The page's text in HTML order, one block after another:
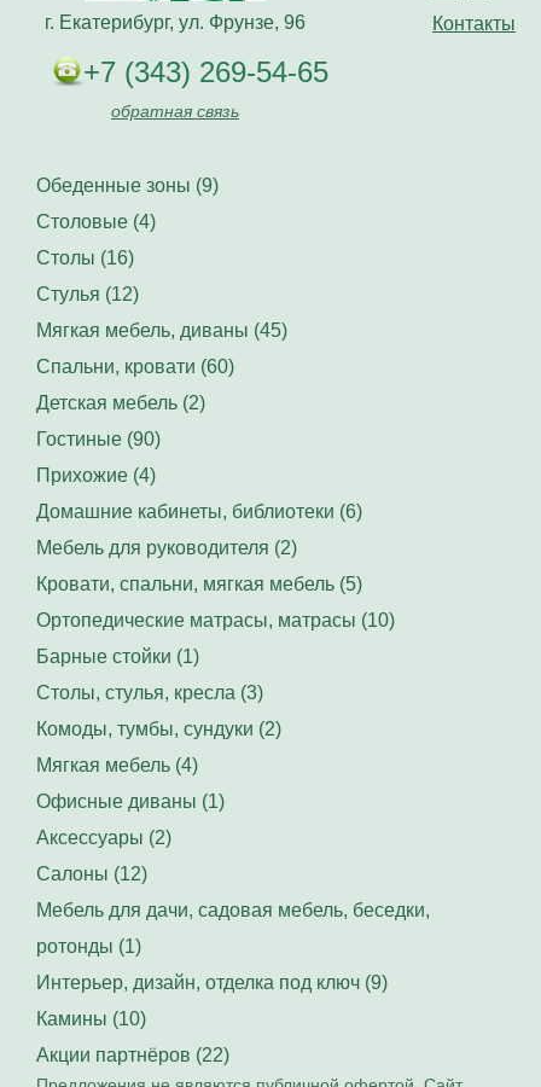
Контакты
г. Екатерибург, ул. Фрунзе, 96
+7 (343) 269-54-65
обратная связь
Обеденные зоны (9)
Столовые (4)
Столы (16)
Стулья (12)
Мягкая мебель, диваны (45)
Спальни, кровати (60)
Детская мебель (2)
Гостиные (90)
Прихожие (4)
Домашние кабинеты, библиотеки (6)
Мебель для руководителя (2)
Кровати, спальни, мягкая мебель (5)
Ортопедические матрасы, матрасы (10)
Барные стойки (1)
Столы, стулья, кресла (3)
Комоды, тумбы, сундуки (2)
Мягкая мебель (4)
Офисные диваны (1)
Аксессуары (2)
Салоны (12)
Мебель для дачи, садовая мебель, беседки,
ротонды (1)
Интерьер, дизайн, отделка под ключ (9)
Камины (10)
Акции партнёров (22)